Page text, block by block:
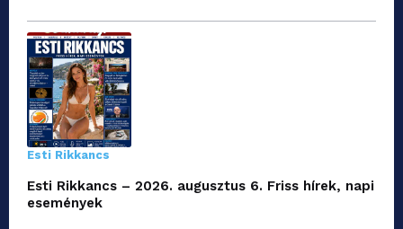
Esti Rikkancs
Esti Rikkancs – 2026. augusztus 6. Friss hírek, napi
események